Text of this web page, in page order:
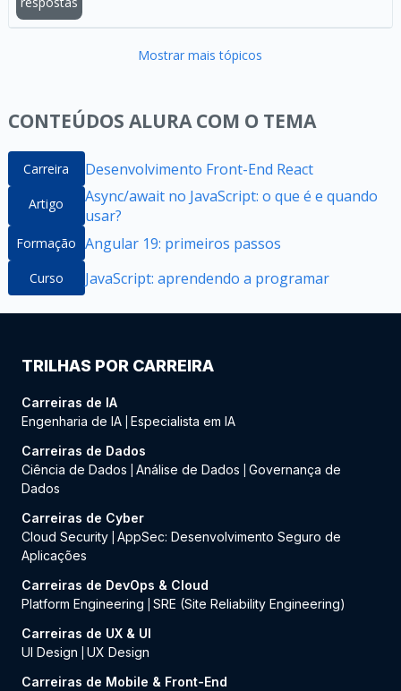
Mostrar mais tópicos
CONTEÚDOS ALURA COM O TEMA
Carreira Desenvolvimento Front-End React
Artigo
Async/await no JavaScript: o que é e quando
usar?
Formação Angular 19: primeiros passos
Curso JavaScript: aprendendo a programar
TRILHAS POR CARREIRA
Carreiras de IA
Engenharia de IA Especialista em IA
Carreiras de Dados
Ciência de Dados
Análise de Dados
Governança de
Dados
Carreiras de Cyber
Cloud Security AppSec: Desenvolvimento Seguro de
Aplicações
Carreiras de DevOps & Cloud
Platform Engineering
SRE (Site Reliability Engineering)
Carreiras de UX & UI
UI Design
UX Design
Carreiras de Mobile & Front-End